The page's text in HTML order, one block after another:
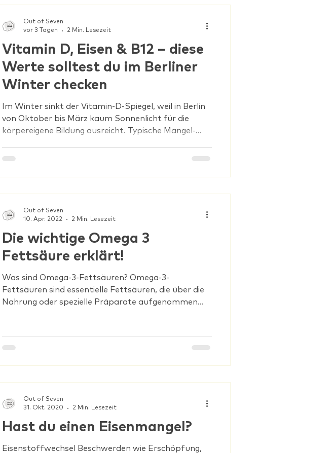
Vitamin D, Eisen & B12 – diese
Werte solltest du im Berliner
Winter checken
Im Winter sinkt der Vitamin-D-Spiegel, weil in Berlin
von Oktober bis März kaum Sonnenlicht für die
körpereigene Bildung ausreicht. Typische Mangel-
Stimmungstiefs. Sinnvoll zu prüfen sind Vitamin D,
vegetarischer/veganer Ernährung. Ein gezielter
müde, ein Infekt jagt den nächsten – der Berliner W
Out of Seven
vor 3 Tagen
2 Min. Lesezeit
Die wichtige Omega 3
Fettsäure erklärt!
Was sind Omega-3-Fettsäuren? Omega-3-
Fettsäuren sind essentielle Fettsäuren, die über die
Nahrung oder spezielle Präparate aufgenommen...
Out of Seven
10. Apr. 2022
2 Min. Lesezeit
Hast du einen Eisenmangel?
Eisenstoffwechsel Beschwerden wie Erschöpfung,
Out of Seven
31. Okt. 2020
2 Min. Lesezeit